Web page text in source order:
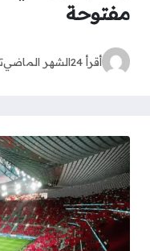
مفتوحة
أقرأ 24 الشهر الماضي